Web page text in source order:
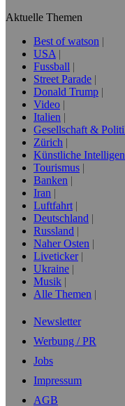
Aktuelle Themen
Best of watson
USA
Fussball
Street Parade
Donald Trump
Video
Italien
Gesellschaft &
Zürich
Künstliche
Tourismus
Banken
Iran
Luftfahrt
Deutschland
Russland
Naher Osten
Liveticker
Ukraine
Musik
Alle Themen
Newsletter
Werbung / PR
Jobs
Impressum
AGB